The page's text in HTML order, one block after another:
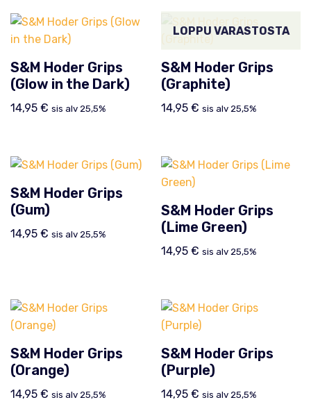
S&M Hoder Grips
(Glow in the Dark)
14,95 € sis alv 25,5%
LOPPU VARASTOSTA
S&M Hoder Grips
(Graphite)
14,95€ sis alv 25,5%
S&M Hoder Grips
(Gum)
14,95 € sis alv 25,5%
S&M Hoder Grips
(Lime Green)
14,95€ sis alv 25,5%
S&M Hoder Grips
(Orange)
14,95 € sis alv 25,5%
S&M Hoder Grips
(Purple)
14,95€ sis alv 25,5%